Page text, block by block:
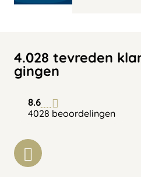
4.028 tevreden
gingen
8.6
4028 beoordelingen